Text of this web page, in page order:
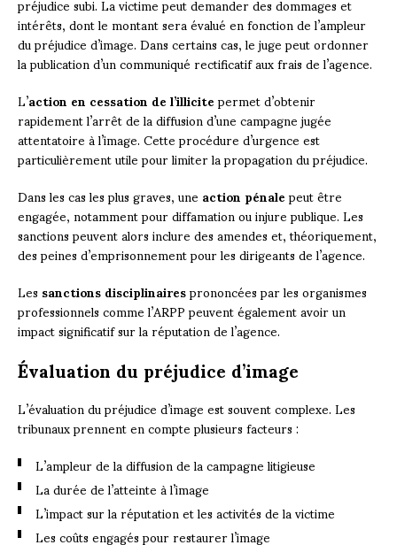
intérêts, dont le montant sera évalué en fonction de l’ampleur
du préjudice d’image. Dans certains cas, le juge peut ordonner
la publication d’un communiqué rectificatif aux frais de l’agence.
L’action en cessation de l’illicitepermet d’obtenir
rapidement l’arrêt de la diffusion d’une campagne jugée
attentatoire à l’image. Cette procédure d’urgence est
particulièrement utile pour limiter la propagation du préjudice.
Dans les cas les plus graves, uneaction pénalepeut être
engagée, notamment pour diffamation ou injure publique. Les
sanctions peuvent alors inclure des amendes et, théoriquement,
des peines d’emprisonnement pour les dirigeants de l’agence.
Lessanctions disciplinairesprononcées par les organismes
professionnels comme l’ARPP peuvent également avoir un
impact significatif sur la réputation de l’agence.
Évaluation du préjudice d’image
L’évaluation du préjudice d’image est souvent complexe. Les
tribunaux prennent en compte plusieurs facteurs :
L’ampleur de la diffusion de la campagne litigieuse
La durée de l’atteinte à l’image
L’impact sur la réputation et les activités de la victime
Les coûts engagés pour restaurer l’image